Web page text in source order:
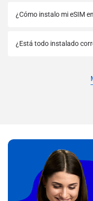
¿Cómo instalo mi eSIM
¿Está todo instalado